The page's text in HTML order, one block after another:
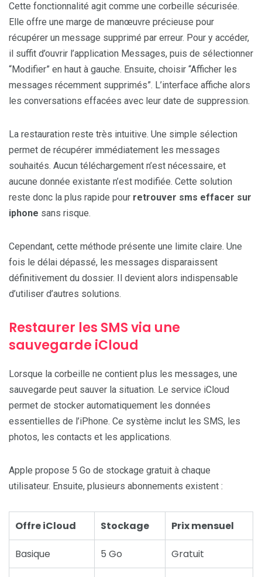
Cette fonctionnalité agit comme une corbeille sécurisée.
Elle offre une marge de manœuvre précieuse pour
récupérer un message supprimé par erreur. Pour y accéder,
il suffit d’ouvrir l’application Messages, puis de sélectionner
“Modifier” en haut à gauche. Ensuite, choisir “Afficher les
messages récemment supprimés”. L’interface affiche alors
les conversations effacées avec leur date de suppression.
La restauration reste très intuitive. Une simple sélection
permet de récupérer immédiatement les messages
souhaités. Aucun téléchargement n’est nécessaire, et
aucune donnée existante n’est modifiée. Cette solution
reste donc la plus rapide pour retrouver sms effacer sur
iphone sans risque.
Cependant, cette méthode présente une limite claire. Une
fois le délai dépassé, les messages disparaissent
définitivement du dossier. Il devient alors indispensable
d’utiliser d’autres solutions.
Restaurer les SMS via une
sauvegarde iCloud
Lorsque la corbeille ne contient plus les messages, une
sauvegarde peut sauver la situation. Le service iCloud
permet de stocker automatiquement les données
essentielles de l’iPhone. Ce système inclut les SMS, les
photos, les contacts et les applications.
Apple propose 5 Go de stockage gratuit à chaque
utilisateur. Ensuite, plusieurs abonnements existent :
Offre iCloud Stockage Prix mensuel
Basique 5 Go Gratuit